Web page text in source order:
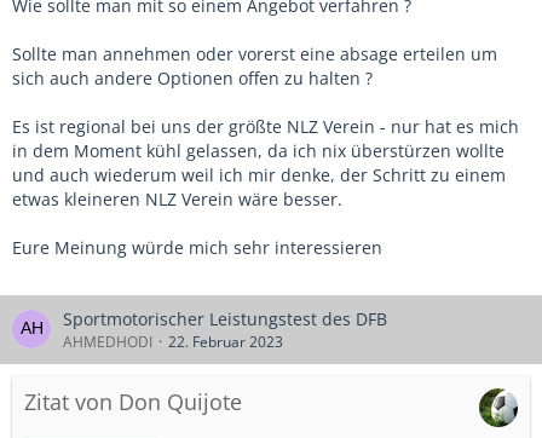
Wie sollte man mit so einem Angebot verfahren ?
Sollte man annehmen oder vorerst eine absage erteilen um
sich auch andere Optionen offen zu halten ?
Es ist regional bei uns der größte NLZ Verein - nur hat es mich
in dem Moment kühl gelassen, da ich nix überstürzen wollte
und auch wiederum weil ich mir denke, der Schritt zu einem
etwas kleineren NLZ Verein wäre besser.
Eure Meinung würde mich sehr interessieren
Sportmotorischer Leistungstest des DFB
AHMEDHODI 22. Februar 2023
Zitat von Don Quijote